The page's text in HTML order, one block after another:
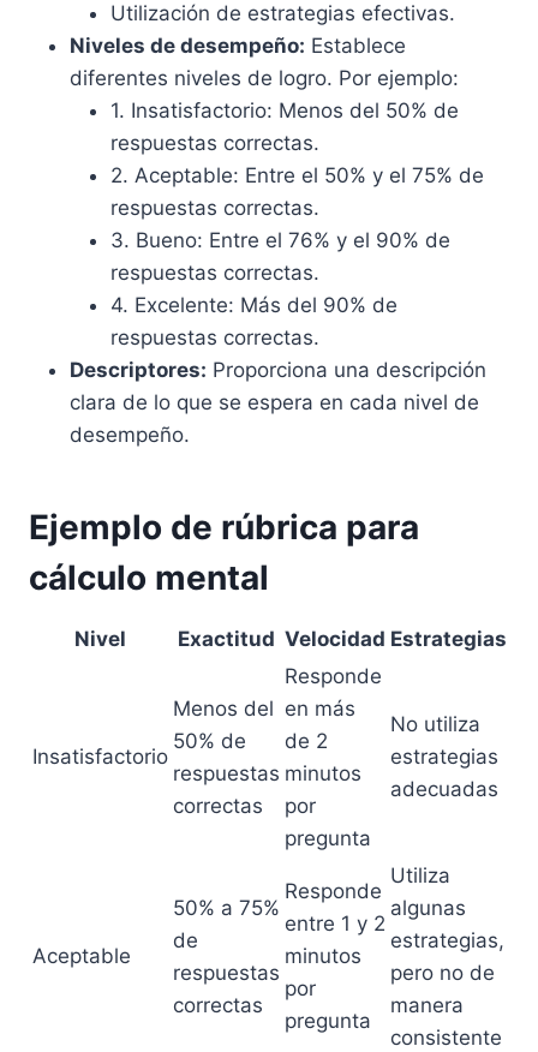
Utilización de estrategias efectivas.
Niveles de desempeño: Establece
diferentes niveles de logro. Por ejemplo:
1. Insatisfactorio: Menos del 50% de
respuestas correctas.
2. Aceptable: Entre el 50% y el 75% de
respuestas correctas.
3. Bueno: Entre el 76% y el 90% de
respuestas correctas.
4. Excelente: Más del 90% de
respuestas correctas.
Descriptores: Proporciona una descripción
clara de lo que se espera en cada nivel de
desempeño.
Ejemplo de rúbrica para
cálculo mental
Nivel Exactitud Velocidad Estrategias
Insatisfactorio
Menos del
50% de
respuestas
correctas
Responde
en más
de 2
minutos
por
pregunta
No utiliza
estrategias
adecuadas
Aceptable
50% a 75%
de
respuestas
correctas
Responde
entre 1 y 2
minutos
por
pregunta
Utiliza
algunas
estrategias,
pero no de
manera
consistente